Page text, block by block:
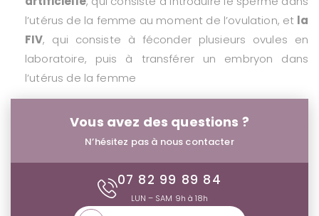
l’utérus de la femme au moment de l’ovulation, et la
FIV, qui consiste à féconder plusieurs ovules en
laboratoire, puis à transférer un embryon dans
l’utérus de la femme
Vous avez des questions ?
N’hésitez pas à nous contacter
07 82 99 89 84
LUN – SAM 9h à 18h